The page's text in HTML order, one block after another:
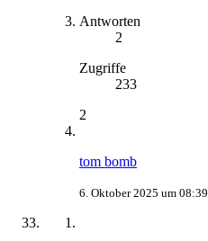
Antworten
2
Zugriffe
233
2
tom bomb
6. Oktober 2025 um 08:39